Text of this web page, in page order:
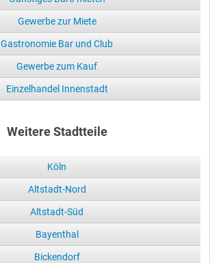
Gewerbe zur Miete
Gastronomie Bar und Club
Gewerbe zum Kauf
Einzelhandel Innenstadt
Weitere Stadtteile
Köln
Altstadt-Nord
Altstadt-Süd
Bayenthal
Bickendorf